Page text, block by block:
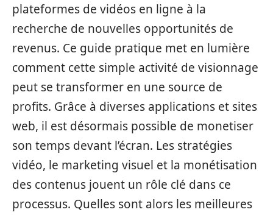
plateformes de vidéos en ligne à la
recherche de nouvelles opportunités de
revenus. Ce guide pratique met en lumière
comment cette simple activité de visionnage
peut se transformer en une source de
profits. Grâce à diverses applications et sites
web, il est désormais possible de monetiser
son temps devant l’écran. Les stratégies
vidéo, le marketing visuel et la monétisation
des contenus jouent un rôle clé dans ce
processus. Quelles sont alors les meilleures